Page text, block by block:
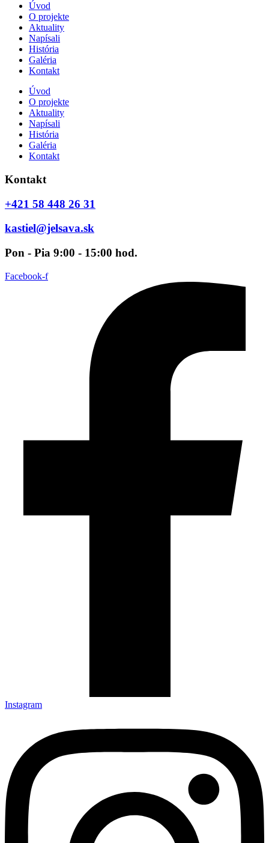
Úvod
O projekte
Aktuality
Napísali
História
Galéria
Kontakt
Úvod
O projekte
Aktuality
Napísali
História
Galéria
Kontakt
Kontakt
+421 58 448 26 31
kastiel@jelsava.sk
Pon - Pia 9:00 - 15:00 hod.
Facebook-f
Instagram